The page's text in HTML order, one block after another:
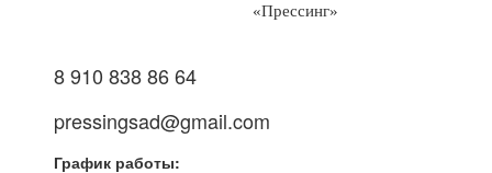
«Прессинг»
8 910 838 86 64
pressingsad@gmail.com
График работы: